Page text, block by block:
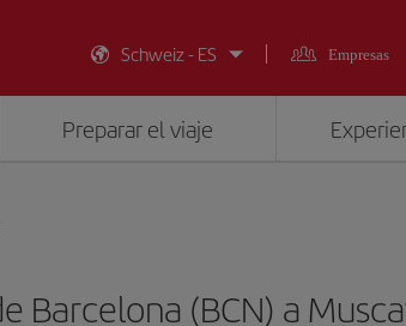
Schweiz - ES
Empresas
Preparar el viaje
Barcelona (BCN) a